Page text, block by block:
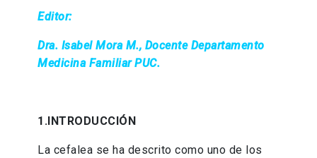
Editor:
Dra. Isabel Mora M., Docente Departamento
Medicina Familiar PUC.
1.INTRODUCCIÓN
La cefalea se ha descrito como uno de los